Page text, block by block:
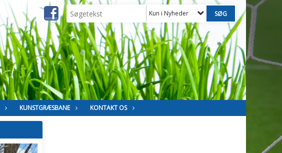
Kun i Nyheder
KUNSTGRÆSBANE KONTAKT OS